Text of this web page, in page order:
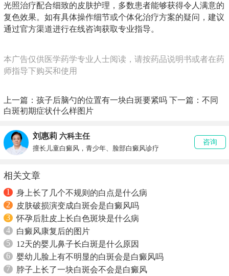
光照治疗配合细致的皮肤护理，多数患者能够获得令人满意的
复色效果。如有具体操作细节或个体化治疗方案的疑问，建议
通过官方渠道进行在线咨询获取专业指导。
本广告仅供医学药学专业人士阅读，请按药品说明书或者在药
师指导下购买和使用
上一篇： 孩子后脑勺的位置有一块白斑要紧吗 下一篇： 不同
白斑初期症状什么样图片
刘惠莉 六科主任
擅长儿童白癜风，青少年、脸部白癜风诊疗
咨询
相关文章
1
身上长了几个不规则的白点是什么病
2
皮肤破损演变成白斑会是白癜风吗
3
怀孕后肚皮上长白色斑块是什么病
4
白癜风康复后的图片
5
12天的婴儿鼻子长白斑是什么原因
6
婴幼儿脸上有不明显的白斑会是白癜风吗
7
脖子上长了一块白斑会不会是白癜风